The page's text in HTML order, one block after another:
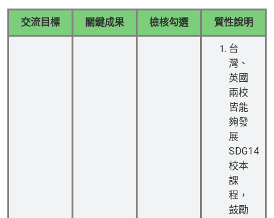
交流目標 關鍵成果 檢核勾選 質性說明
台
灣、
英國
兩校
皆能
夠發
展
SDG14
校本
課
程，
鼓勵